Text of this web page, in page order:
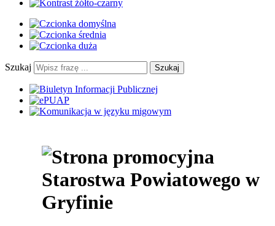
Szukaj Szukaj